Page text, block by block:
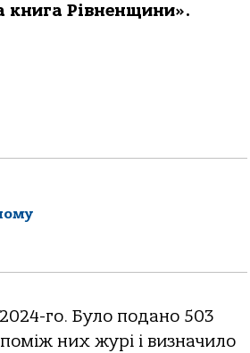
Рівненщини».
го. Було подано 503
них журі і визначило